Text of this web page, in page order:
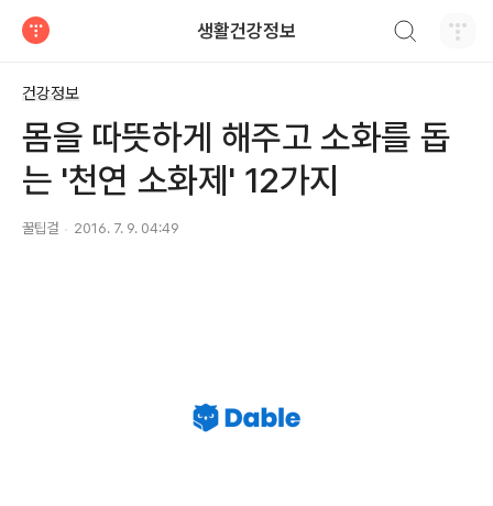
생활건강정보
건강정보
몸을 따뜻하게 해주고 소화를 돕
는 '천연 소화제' 12가지
꿀팁걸 2016. 7. 9. 04:49